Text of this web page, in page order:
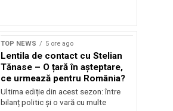
TOP NEWS 5 ore ago
Lentila de contact cu Stelian
Tănase – O țară în așteptare,
ce urmează pentru România?
Ultima ediție din acest sezon: între
bilanț politic și o vară cu multe